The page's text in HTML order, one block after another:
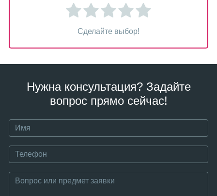
Сделайте выбор!
Нужна консультация? Задайте
вопрос прямо сейчас!